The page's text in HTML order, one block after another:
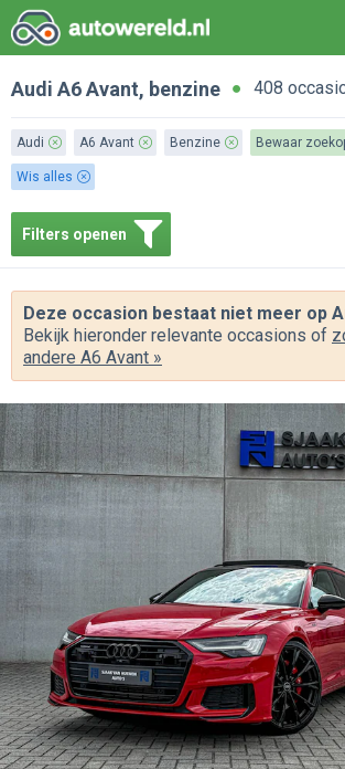
Audi A6 Avant, benzine 408
Audi A6 Avant Benzine Bewaar
Wis alles
Filters openen
Deze occasion bestaat niet meer op
Bekijk hieronder relevante occasions of
andere A6 Avant »